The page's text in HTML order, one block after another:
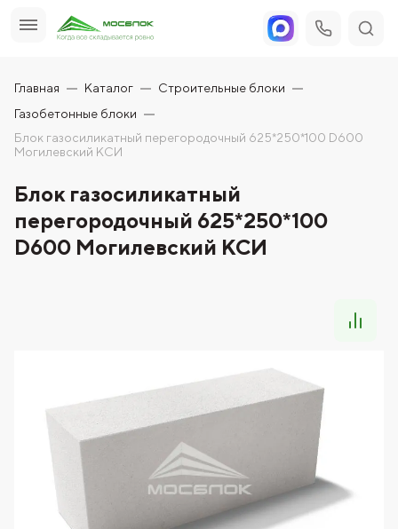
Главная Каталог
Строительные блоки
Газобетонные блоки
Блок газосиликатный перегородочный 625*250*100 D600
Могилевский КСИ
Блок газосиликатный
перегородочный 625*250*100
D600 Могилевский КСИ